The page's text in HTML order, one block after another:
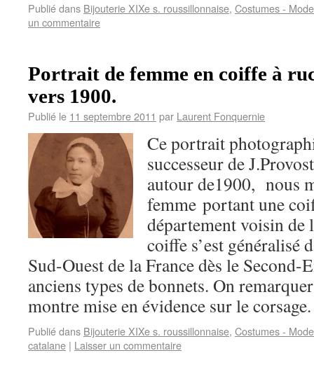
Publié dans Bijouterie XIXe s. roussillonnaise, Costumes -
un commentaire
Portrait de femme en coiffe à
vers 1900.
Publié le 11 septembre 2011 par Laurent Fonquernie
Ce portrait
successeur de
autour de1900, nous
femme portant une
département voisin de
coiffe s’est généralisé
Sud-Ouest de la France dès le Second-
anciens types de bonnets. On
montre mise en évidence sur le corsage.
Publié dans Bijouterie XIXe s. roussillonnaise, Costumes -
catalane | Laisser un commentaire